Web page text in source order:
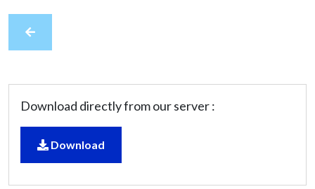
Download directly from our server :
Download